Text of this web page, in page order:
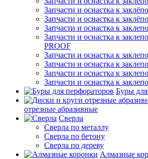
Запчасти и оснастка к
Запчасти и оснастка к
Запчасти и оснастка к
Запчасти и оснастка к
PROOF
Запчасти и оснастка к
Запчасти и оснастка к
Запчасти и оснастка к
Запчасти и оснастка к
Буры
отрезные абразивные
Сверла
Сверла по металлу
Сверла по бетону
Сверла по дереву
Алмазные